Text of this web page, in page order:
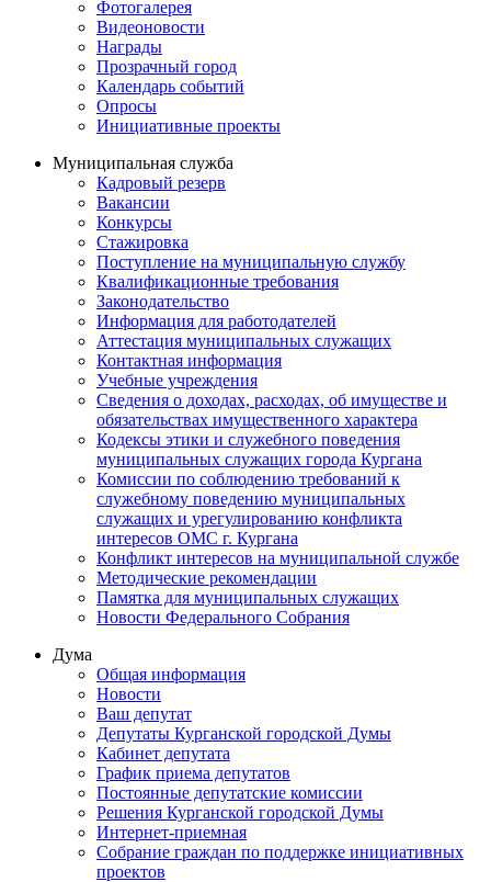
Фотогалерея
Видеоновости
Награды
Прозрачный город
Календарь событий
Опросы
Инициативные проекты
Муниципальная служба
Кадровый резерв
Вакансии
Конкурсы
Стажировка
Поступление на муниципальную службу
Квалификационные требования
Законодательство
Информация для работодателей
Аттестация муниципальных служащих
Контактная информация
Учебные учреждения
Сведения о доходах, расходах, об имуществе и
обязательствах имущественного характера
Кодексы этики и служебного поведения
муниципальных служащих города Кургана
Комиссии по соблюдению требований к
служебному поведению муниципальных
служащих и урегулированию конфликта
интересов ОМС г. Кургана
Конфликт интересов на муниципальной службе
Методические рекомендации
Памятка для муниципальных служащих
Новости Федерального Cобрания
Дума
Общая информация
Новости
Ваш депутат
Депутаты Курганской городской Думы
Кабинет депутата
График приема депутатов
Постоянные депутатские комиссии
Решения Курганской городской Думы
Интернет-приемная
Собрание граждан по поддержке инициативных
проектов